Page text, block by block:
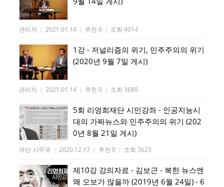
관리자 | 2021.01.14 | 추천 0 | 조회 4014
1강 - 저널리즘의 위기, 민주주의의 위기
(2020년 9월 7일 게시)
관리자 | 2021.01.14 | 추천 0 | 조회 3689
5회 리영희재단 시민강좌 - 인공지능시
대의 가짜뉴스와 민주주의의 위기 (202
0년 8월 21일 게시)
재단 사무국 | 2020.12.17 | 추천 0 | 조회 3623
제10강 강의자료 - 김보근 - 북한 뉴스엔
왜 오보가 많을까 (2019년 6월 24일) - 6